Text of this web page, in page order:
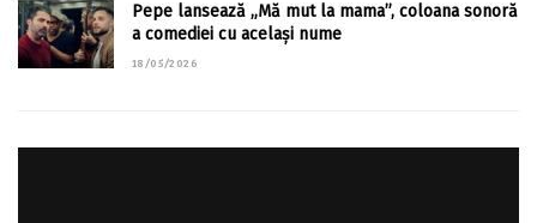
Pepe lansează „Mă mut la mama”, coloana sonoră
a comediei cu același nume
18/05/2026